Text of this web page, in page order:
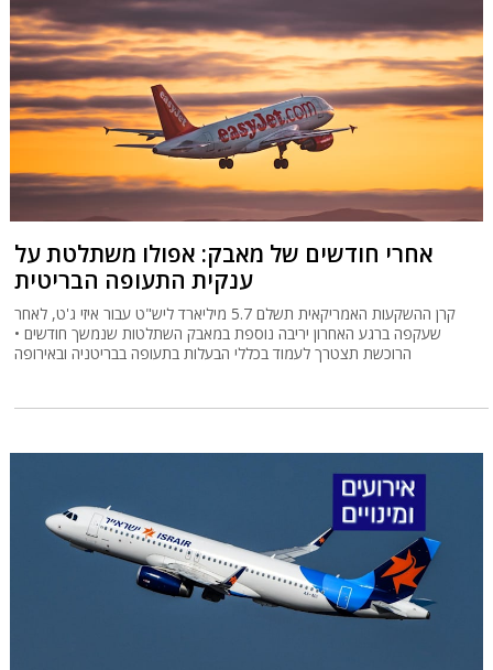
אחרי חודשים של מאבק: אפולו משתלטת על
ענקית התעופה הבריטית
קרן ההשקעות האמריקאית תשלם 5.7 מיליארד ליש"ט עבור איזי ג'ט, לאחר
שעקפה ברגע האחרון יריבה נוספת במאבק השתלטות שנמשך חודשים •
הרוכשת תצטרך לעמוד בכללי הבעלות בתעופה בבריטניה ובאירופה